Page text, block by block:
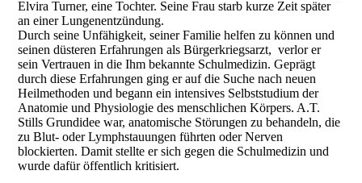
Elvira Turner, eine Tochter. Seine Frau starb kurze Zeit später
an einer Lungenentzündung.
Durch seine Unfähigkeit, seiner Familie helfen zu können und
seinen düsteren Erfahrungen als Bürgerkriegsarzt, verlor er
sein Vertrauen in die Ihm bekannte Schulmedizin. Geprägt
durch diese Erfahrungen ging er auf die Suche nach neuen
Heilmethoden und begann ein intensives Selbststudium der
Anatomie und Physiologie des menschlichen Körpers. A.T.
Stills Grundidee war, anatomische Störungen zu behandeln, die
zu Blut- oder Lymphstauungen führten oder Nerven
blockierten. Damit stellte er sich gegen die Schulmedizin und
wurde dafür öffentlich kritisiert.